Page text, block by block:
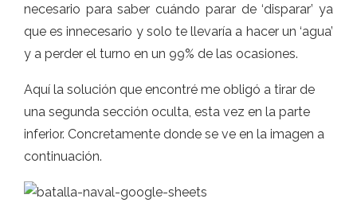
necesario para saber cuándo parar de ‘disparar’ ya
que es innecesario y solo te llevaría a hacer un ‘agua’
y a perder el turno en un 99% de las ocasiones.
Aquí la solución que encontré me obligó a tirar de
una segunda sección oculta, esta vez en la parte
inferior. Concretamente donde se ve en la imagen a
continuación.